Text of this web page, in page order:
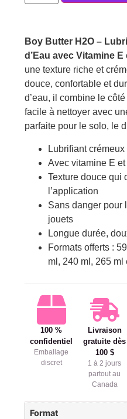
Boy Butter H2O –
d’Eau avec Vitamine
une texture riche et
douce, confortable et
d’eau, il combine le
facile à nettoyer avec
parfaite pour le solo, le
Lubrifiant
Avec vitamine E
Texture douce qui
l’application
Sans danger pour
jouets
Longue durée,
Formats offerts :
ml, 240 ml, 265 ml
100 %
confidentiel
Emballage
discret
Livraison
gratuite dès
100 $
1 à 2 jours
partout au
Canada
Format